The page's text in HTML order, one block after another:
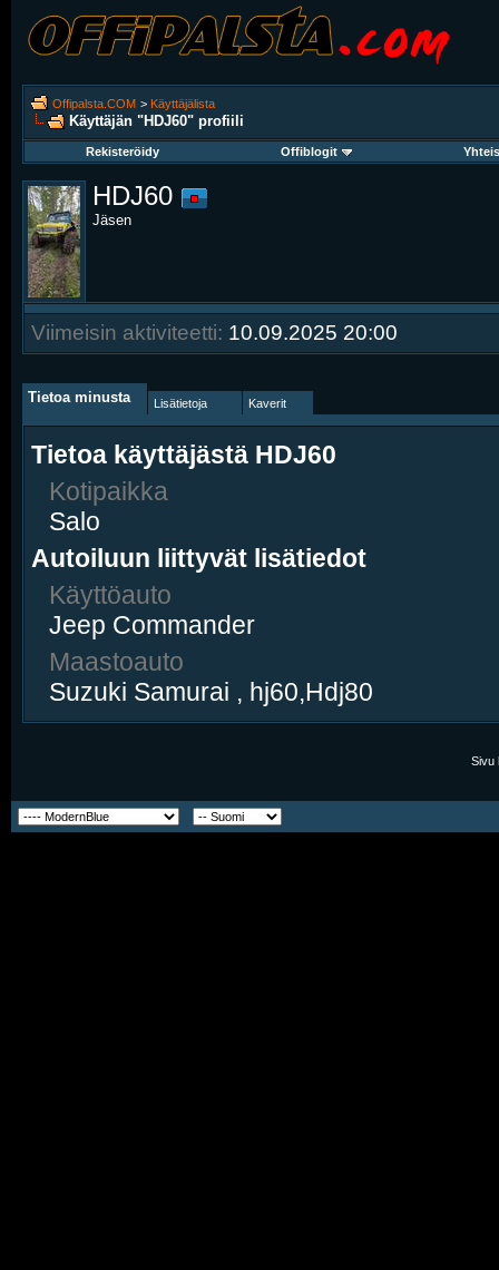
Offipalsta.COM > Käyttäjälista
Käyttäjän "HDJ60" profiili
Rekisteröidy Offiblogit
HDJ60
Jäsen
Viimeisin aktiviteetti: 10.09.2025 20:00
Tietoa minusta Lisätietoja Kaverit
Tietoa käyttäjästä HDJ60
Kotipaikka
Salo
Autoiluun liittyvät lisätiedot
Käyttöauto
Jeep Commander
Maastoauto
Suzuki Samurai , hj60,Hdj80
Sivu